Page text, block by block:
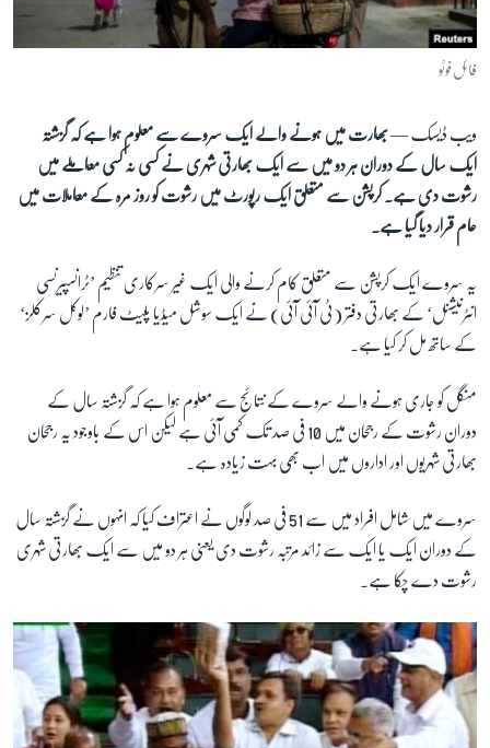
آرٹ
آزادیٔ صحافت
صحت
دلچسپ و عجیب
ویڈیوز
اسپیشل کوریج
اداریہ
Learning English
FOLLOW US
زبان
فائل فوٹو
ویب ڈیسک —بھارت میں ہونے والے ایک سروے سے معلوم ہوا ہے کہ گزشتہ
ایک سال کے دوران ہر دو میں سے ایک بھارتی شہری نے کسی نہ کسی معاملے میں
رشوت دی ہے۔ کرپشن سے متعلق ایک رپورٹ میں رشوت کو روز مرہ کے معاملات میں
عام قرار دیا گیا ہے۔
یہ سروے ایک کرپشن سے متعلق کام کرنے والی ایک غیر سرکاری تنظیم ’ٹرانسپیرنسی
انٹرنیشنل‘ کے بھارتی دفتر (ٹی آئی آئی) نے ایک سوشل میڈیا پلیٹ فارم ’لوکل سرکلز‘
کے ساتھ مل کر کیا ہے۔
منگل کو جاری ہونے والے سروے کے نتائج سے معلوم ہوا ہے کہ گزشتہ سال کے
دوران رشوت کے رجحان میں 10 فی صد تک کمی آئی ہے لیکن اس کے باوجود یہ رجحان
بھارتی شہریوں اور اداروں میں اب بھی بہت زیادہ ہے۔
سروے میں شامل افراد میں سے 51 فی صد لوگوں نے اعتراف کیا کہ انہوں نے گزشتہ سال
کے دوران ایک یا ایک سے زائد مرتبہ رشوت دی یعنی ہر دو میں سے ایک بھارتی شہری
رشوت دے چکا ہے۔